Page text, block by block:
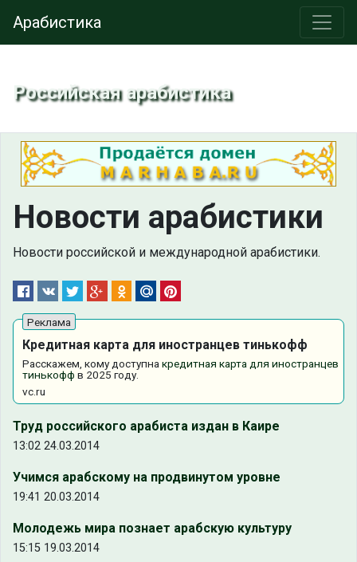
Арабистика
Российская арабистика
Новости арабистики
Новости российской и международной арабистики.
Кредитная карта для иностранцев тинькофф
Расскажем, кому доступна кредитная карта для иностранцев
тинькофф в 2025 году.
vc.ru
Труд российского арабиста издан в Каире
13:02 24.03.2014
Учимся арабскому на продвинутом уровне
19:41 20.03.2014
Молодежь мира познает арабскую культуру
15:15 19.03.2014